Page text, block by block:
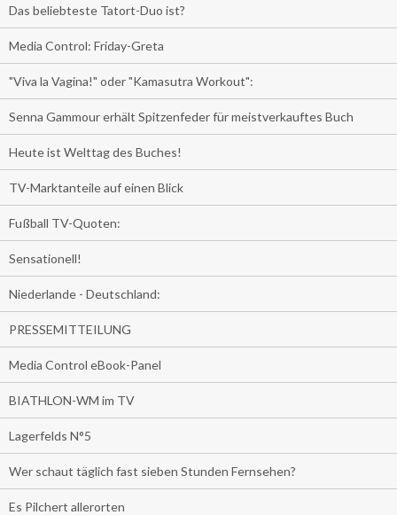
Das beliebteste Tatort-Duo ist?
Media Control: Friday-Greta
"Viva la Vagina!" oder "Kamasutra Workout":
Senna Gammour erhält Spitzenfeder für meistverkauftes Buch
Heute ist Welttag des Buches!
TV-Marktanteile auf einen Blick
Fußball TV-Quoten:
Sensationell!
Niederlande - Deutschland:
PRESSEMITTEILUNG
Media Control eBook-Panel
BIATHLON-WM im TV
Lagerfelds N°5
Wer schaut täglich fast sieben Stunden Fernsehen?
Es Pilchert allerorten